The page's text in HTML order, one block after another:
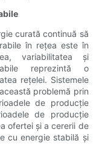
curată continuă să
în rețea este în
variabilitatea și
reprezintă o
rețelei. Sistemele
problemă prin
de producție
de producție
ofertei și a cererii de
cu energie stabilă și